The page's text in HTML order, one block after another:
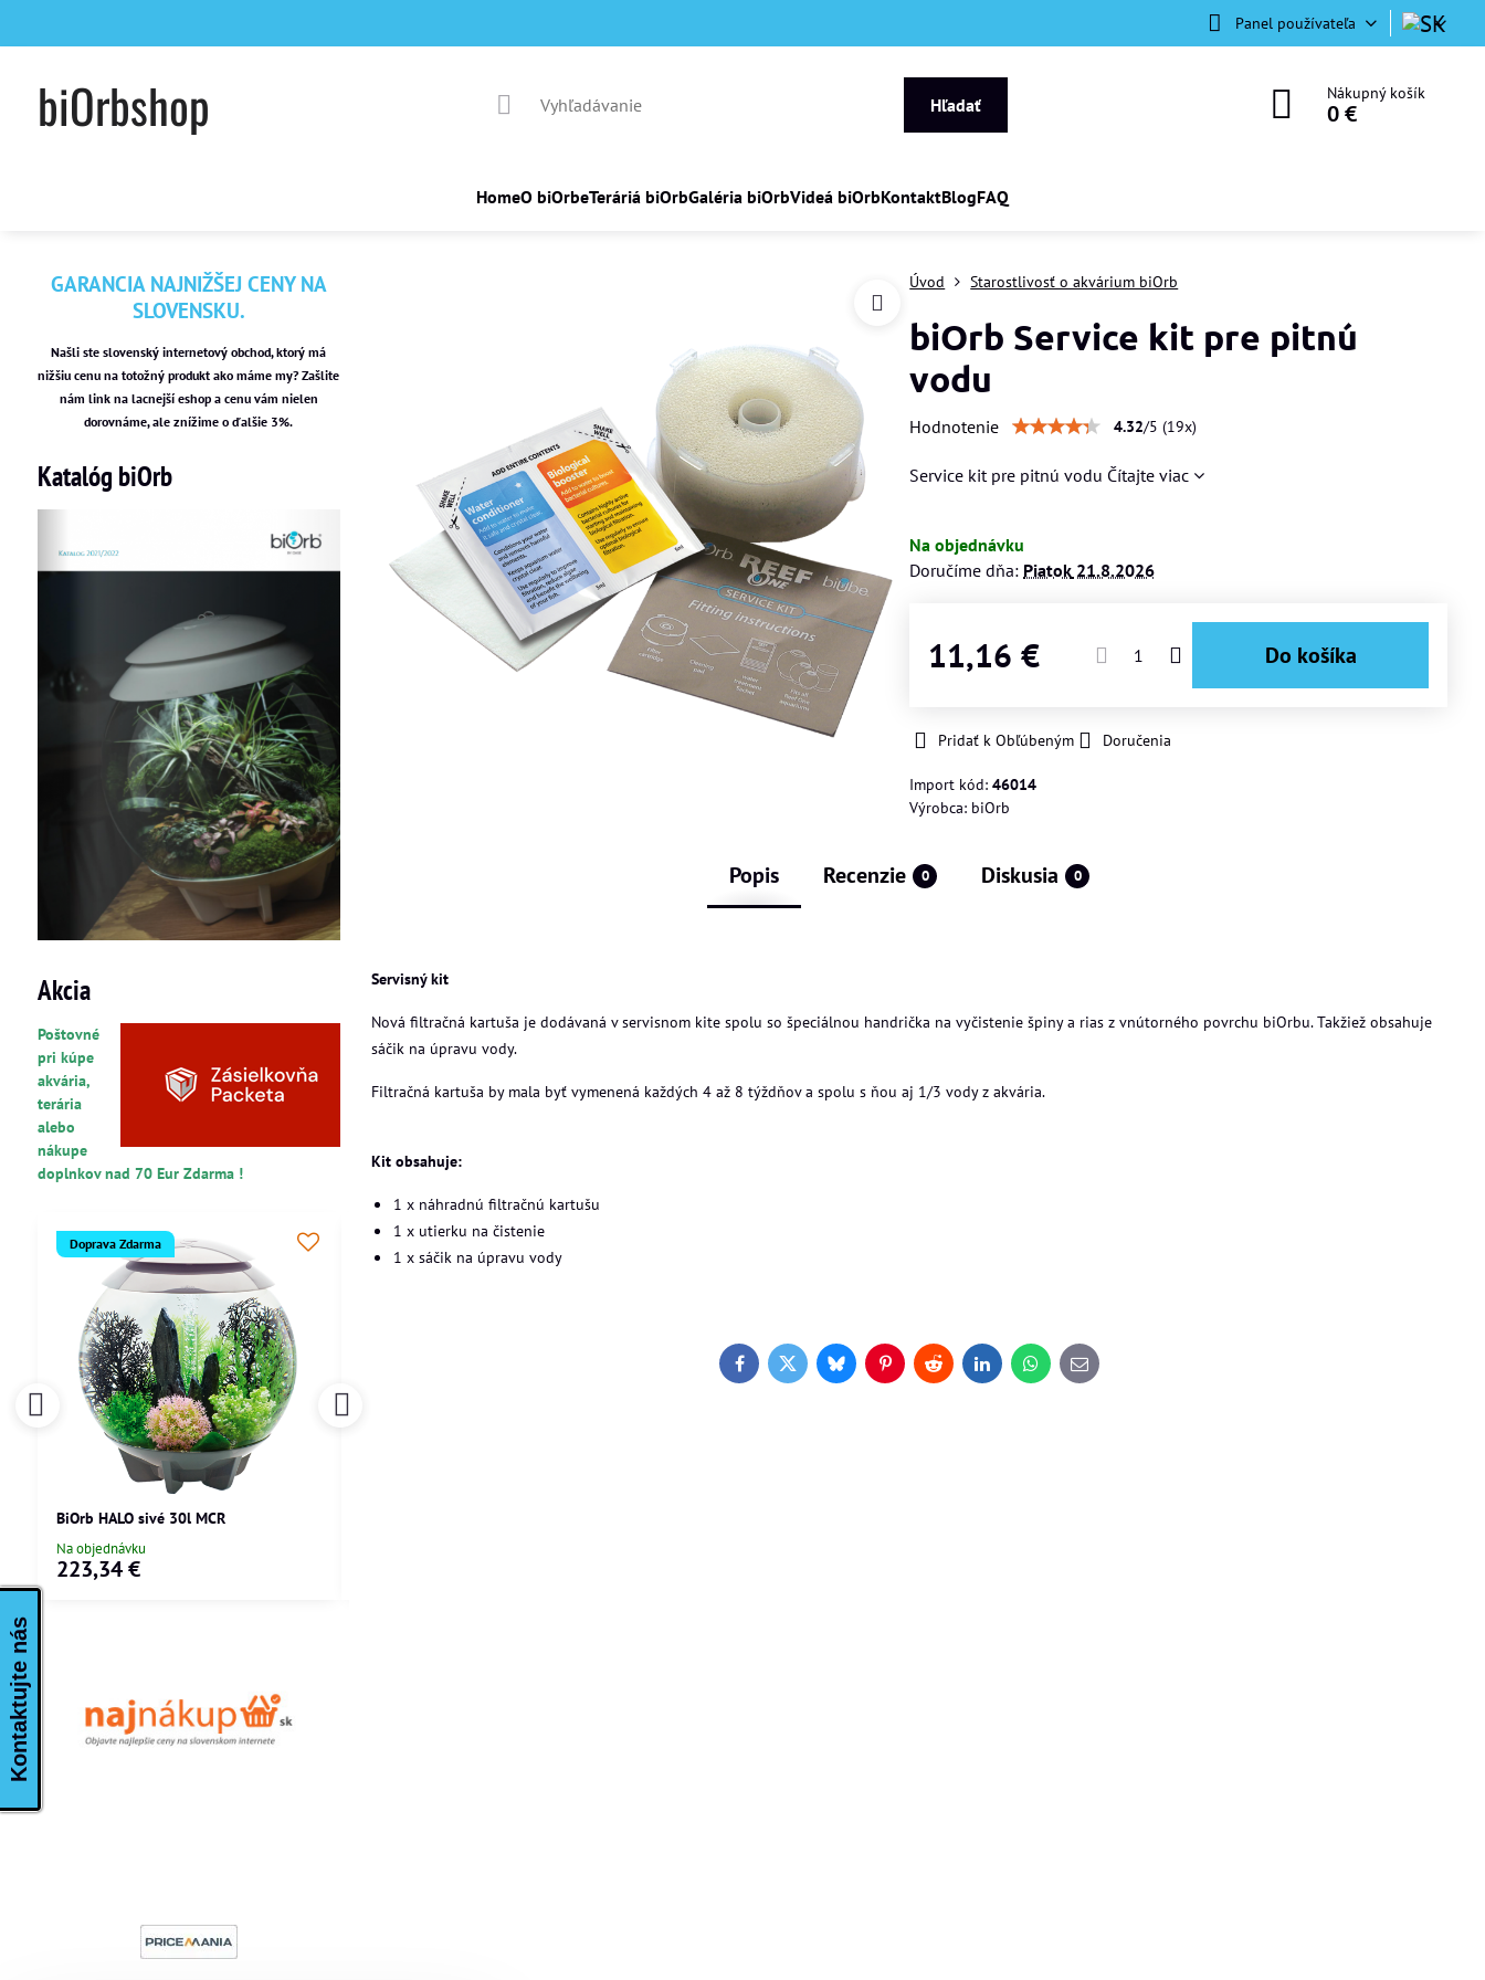
Panel používateľa
biOrbshop Hľadať
Nákupný košík
0 €
HomeO biOrbeTeráriá biOrbGaléria biOrbVideá biOrbKontaktBlogFAQ
Úvod Starostlivosť o akvárium biOrb
biOrb Service kit pre pitnú
vodu
Hodnotenie 4.32/5 (19x)
Service kit pre pitnú vodu Čítajte viac
Na objednávku
Doručíme dňa: Piatok 21.8.2026
11,16 € Do košíka
Pridať k Obľúbeným Doručenia
Import kód:46014
Výrobca: biOrb
Popis Recenzie 0 Diskusia 0
Servisný kit
Nová filtračná kartuša je dodávaná v servisnom kite spolu so špeciálnou handrička na vyčistenie špiny a rias z vnútorného povrchu biOrbu. Takžiež obsahuje
sáčik na úpravu vody.
Filtračná kartuša by mala byť vymenená každých 4 až 8 týždňov a spolu s ňou aj 1/3 vody z akvária.
Kit obsahuje:
1 x náhradnú filtračnú kartušu
1 x utierku na čistenie
1 x sáčik na úpravu vody
FacebookTwitterBlueskyPinterestRedditLinkedInWhatsApp
E-
mail
GARANCIA NAJNIŽŠEJ CENY NA
SLOVENSKU.
Našli ste slovenský internetový obchod, ktorý má
nižšiu cenu na totožný produkt ako máme my? Zašlite
nám link na lacnejší eshop a cenu vám nielen
dorovnáme, ale znížime o ďalšie 3%.
Katalóg biOrb
Akcia
Poštovné
pri kúpe
akvária,
terária
alebo
nákupe
doplnkov nad 70 Eur Zdarma !
Doprava Zdarma
BiOrb HALO sivé 30l MCR
Na objednávku
223,34 €
Kontaktujte nás